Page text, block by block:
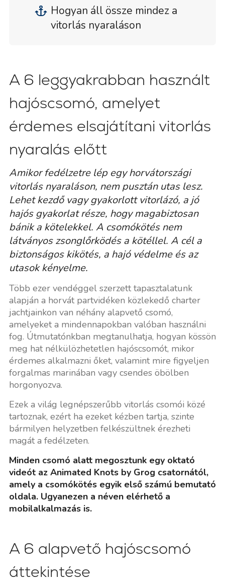
Hogyan áll össze mindez a
vitorlás nyaraláson
A 6 leggyakrabban használt
hajóscsomó, amelyet
érdemes elsajátítani vitorlás
nyaralás előtt
Amikor fedélzetre lép egy horvátországi
vitorlás nyaraláson, nem pusztán utas lesz.
Lehet kezdő vagy gyakorlott vitorlázó, a jó
hajós gyakorlat része, hogy magabiztosan
bánik a kötelekkel. A csomókötés nem
látványos zsonglőrködés a kötéllel. A cél a
biztonságos kikötés, a hajó védelme és az
utasok kényelme.
Több ezer vendéggel szerzett tapasztalatunk
alapján a horvát partvidéken közlekedő charter
jachtjainkon van néhány alapvető csomó,
amelyeket a mindennapokban valóban használni
fog. Útmutatónkban megtanulhatja, hogyan kössön
meg hat nélkülözhetetlen hajóscsomót, mikor
érdemes alkalmazni őket, valamint mire figyeljen
forgalmas marinában vagy csendes öbölben
horgonyozva.
Ezek a világ legnépszerűbb vitorlás csomói közé
tartoznak, ezért ha ezeket kézben tartja, szinte
bármilyen helyzetben felkészültnek érezheti
magát a fedélzeten.
Minden csomó alatt megosztunk egy oktató
videót az Animated Knots by Grog csatornától,
amely a csomókötés egyik első számú bemutató
oldala. Ugyanezen a néven elérhető a
mobilalkalmazás is.
A 6 alapvető hajóscsomó
áttekintése